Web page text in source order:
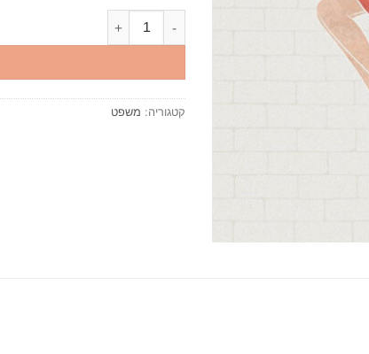
כמות של הערעור האזרחי מהד' 2004 - חמי בן-נון
קטגוריה: משפט